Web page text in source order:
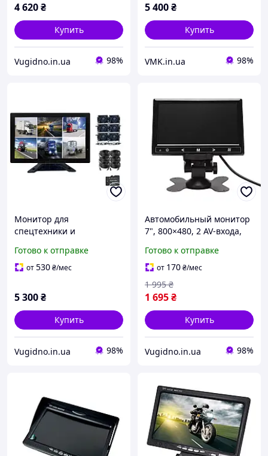
4 620₴
Купить
Vugidno.in.ua 98%
5 400₴
Купить
VMK.in.ua 98%
Монитор для
спецтехники и
дюймов 6-ти канальный
Полуприцеп 17 метров
Готово к отправке
от530₴/мес
5 300₴
Купить
Vugidno.in.ua 98%
Автомобильный монитор
7", 800×480, 2 AV-входа,
В
Готово к отправке
от 170₴/мес
1 695₴
1 995 ₴
Купить
Vugidno.in.ua 98%